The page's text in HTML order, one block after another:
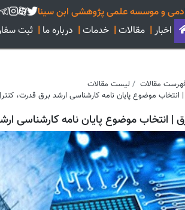
و موسسه علمی پژوهشی ابن سینا
|اخبار |مقالات |خدمات | درباره ما ثبت
مقالات
لیست مقالات
| انتخاب موضوع پایان نامه کارشناسی ارشد برق قدرت،
| انتخاب موضوع پایان نامه کارشناسی